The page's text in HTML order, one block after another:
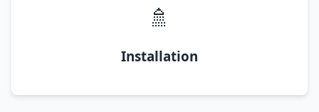
🚿
Installation